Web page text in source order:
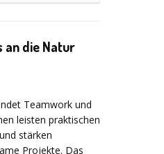
die Einsteiger darauf
Das Indoor
Ihre Wünsche
ist es möglich, den
so schnell
die Natur
Teamwork und
leisten praktischen
stärken
Projekte. Das